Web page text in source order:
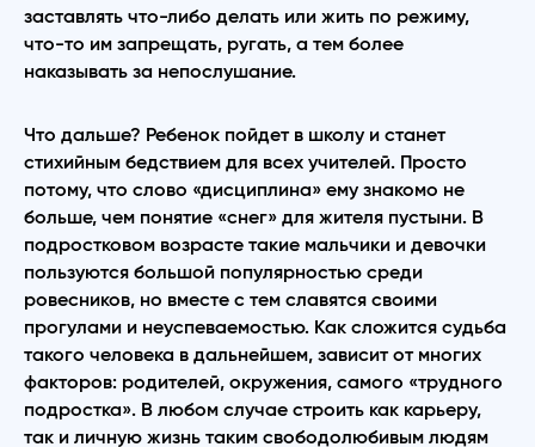
заставлять что-либо делать или жить по режиму,
что-то им запрещать, ругать, а тем более
наказывать за непослушание.
Что дальше? Ребенок пойдет в школу и станет
стихийным бедствием для всех учителей. Просто
потому, что слово «дисциплина» ему знакомо не
больше, чем понятие «снег» для жителя пустыни. В
подростковом возрасте такие мальчики и девочки
пользуются большой популярностью среди
ровесников, но вместе с тем славятся своими
прогулами и неуспеваемостью. Как сложится судьба
такого человека в дальнейшем, зависит от многих
факторов: родителей, окружения, самого «трудного
подростка». В любом случае строить как карьеру,
так и личную жизнь таким свободолюбивым людям